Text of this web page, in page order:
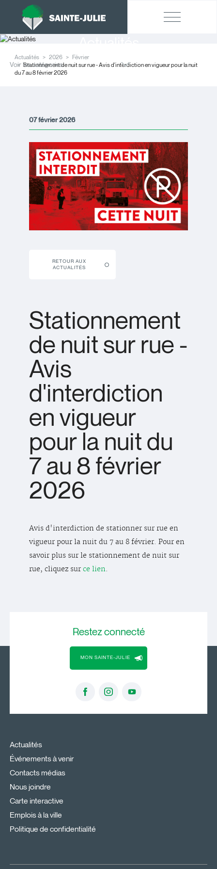
Actualités 2026
Février
Stationnement de nuit sur rue - Avis d'interdiction en vigueur pour la nuit
du 7 au 8 février 2026
Voir les catégories
07 février 2026
RETOUR AUX
ACTUALITÉS
Stationnement
de nuit sur rue -
Avis
d'interdiction
en vigueur
pour la nuit du
7 au 8 février
2026
Avis d'interdiction de stationner sur rue en
vigueur pour la nuit du 7 au 8 février. Pour en
savoir plus sur le stationnement de nuit sur
rue, cliquez sur ce lien.
Restezconnecté
MON SAINTE-JULIE
Actualités
Événements à venir
Contacts médias
Nous joindre
Carte interactive
Emplois à la ville
Politique de confidentialité